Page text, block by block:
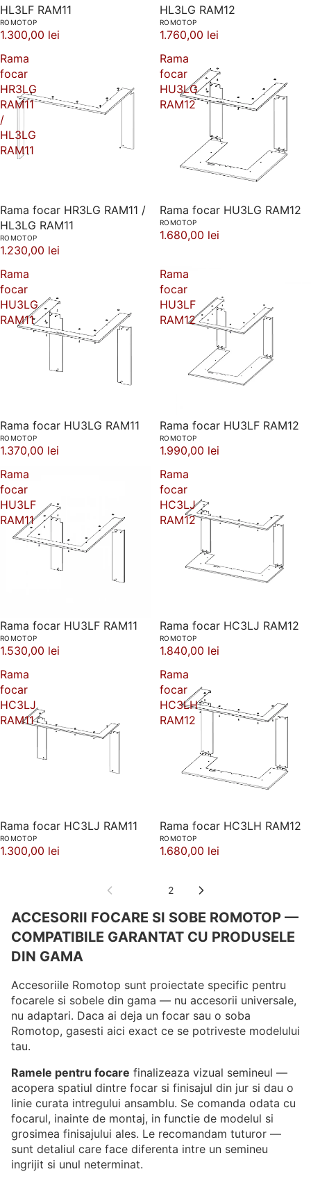
HL3LF RAM11
ROMOTOP
1.300,00 lei
HL3LG RAM12
ROMOTOP
1.760,00 lei
Rama
focar
HR3LG
RAM11
/
HL3LG
RAM11
Rama focar HR3LG RAM11 /
HL3LG RAM11
ROMOTOP
1.230,00 lei
Rama
focar
HU3LG
RAM12
Rama focar HU3LG RAM12
ROMOTOP
1.680,00 lei
Rama
focar
HU3LG
RAM11
Rama focar HU3LG RAM11
ROMOTOP
1.370,00 lei
Rama
focar
HU3LF
RAM12
Rama focar HU3LF RAM12
ROMOTOP
1.990,00 lei
Rama
focar
HU3LF
RAM11
Rama focar HU3LF RAM11
ROMOTOP
1.530,00 lei
Rama
focar
HC3LJ
RAM12
Rama focar HC3LJ RAM12
ROMOTOP
1.840,00 lei
Rama
focar
HC3LJ
RAM11
Rama focar HC3LJ RAM11
ROMOTOP
1.300,00 lei
Rama
focar
HC3LH
RAM12
Rama focar HC3LH RAM12
ROMOTOP
1.680,00 lei
2
ACCESORII FOCARE SI SOBE ROMOTOP —
COMPATIBILE GARANTAT CU PRODUSELE
DIN GAMA
Accesoriile Romotop sunt proiectate specific pentru
focarele si sobele din gama — nu accesorii universale,
nu adaptari. Daca ai deja un focar sau o soba
Romotop, gasesti aici exact ce se potriveste modelului
tau.
Ramele pentru focare finalizeaza vizual semineul —
acopera spatiul dintre focar si finisajul din jur si dau o
linie curata intregului ansamblu. Se comanda odata cu
focarul, inainte de montaj, in functie de modelul si
grosimea finisajului ales. Le recomandam tuturor —
sunt detaliul care face diferenta intre un semineu
ingrijit si unul neterminat.